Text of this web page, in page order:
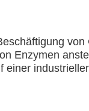
von
Enzymen
einer